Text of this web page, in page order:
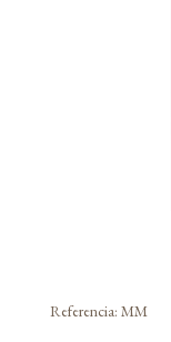
Referencia: MM